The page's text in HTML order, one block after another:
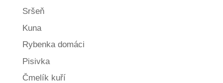
Sršeň
Kuna
Rybenka domáci
Pisivka
Čmelík kuří